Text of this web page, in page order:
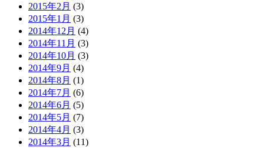
2015年2月 (3)
2015年1月 (3)
2014年12月 (4)
2014年11月 (3)
2014年10月 (3)
2014年9月 (4)
2014年8月 (1)
2014年7月 (6)
2014年6月 (5)
2014年5月 (7)
2014年4月 (3)
2014年3月 (11)